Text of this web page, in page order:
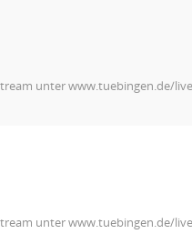
unter www.tuebingen.de/
unter www.tuebingen.de/